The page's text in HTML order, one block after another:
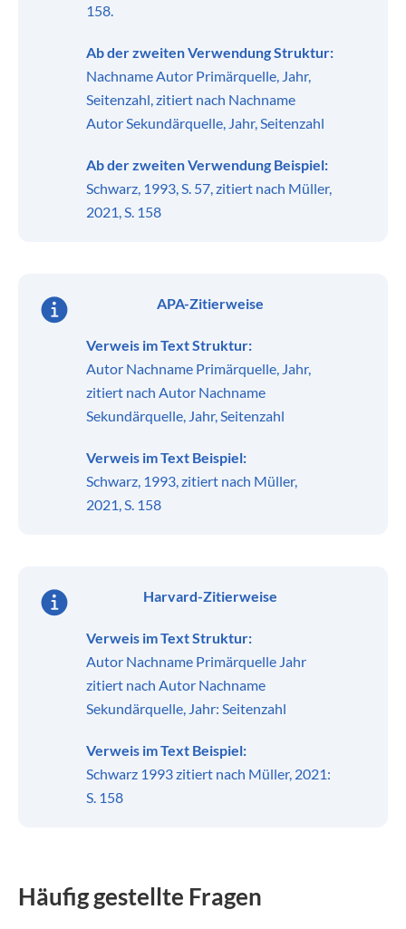
158.
Ab der zweiten Verwendung Struktur:
Nachname Autor Primärquelle, Jahr,
Seitenzahl, zitiert nach Nachname
Autor Sekundärquelle, Jahr, Seitenzahl
Ab der zweiten Verwendung Beispiel:
Schwarz, 1993, S. 57, zitiert nach Müller,
2021, S. 158
APA-Zitierweise
Verweis im Text Struktur:
Autor Nachname Primärquelle, Jahr,
zitiert nach Autor Nachname
Sekundärquelle, Jahr, Seitenzahl
Verweis im Text Beispiel:
Schwarz, 1993, zitiert nach Müller,
2021, S. 158
Harvard-Zitierweise
Verweis im Text Struktur:
Autor Nachname Primärquelle Jahr
zitiert nach Autor Nachname
Sekundärquelle, Jahr: Seitenzahl
Verweis im Text Beispiel:
Schwarz 1993 zitiert nach Müller, 2021:
S. 158
Häufig gestellte Fragen